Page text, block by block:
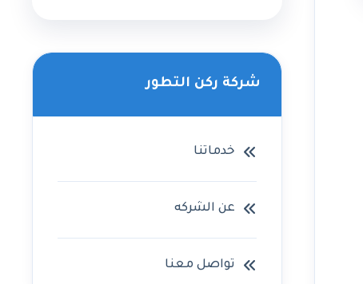
شركة ركن التطور
خدماتنا
عن الشركه
تواصل معنا